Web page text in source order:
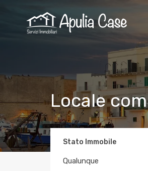
Locale
Stato Immobile
Qualunque